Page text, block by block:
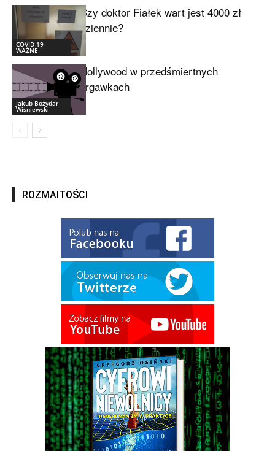
COVID-19 -
WAŻNE
Czy doktor Fiałek wart jest 4000 zł
dziennie?
Jakub Bożydar
Wiśniewski
Hollywood w przedśmiertnych
drgawkach
ROZMAITOŚCI